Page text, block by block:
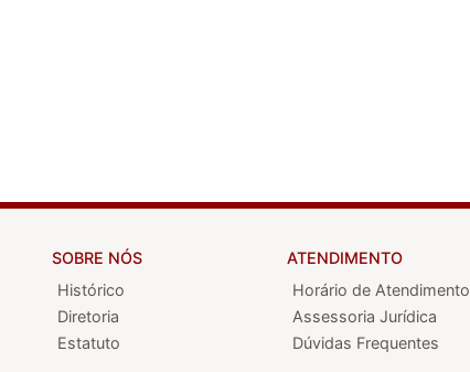
SOBRE NÓS
Histórico
Diretoria
Estatuto
ATENDIMENTO
Horário de Atendimento
Assessoria Jurídica
Dúvidas Frequentes